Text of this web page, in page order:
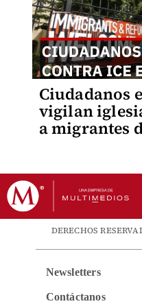
Ciudadanos
vigilan
a migrantes
DERECHOS
Newsletters
Contáctanos